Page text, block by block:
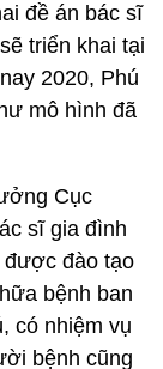
đề án bác sĩ
triển khai tại
2020, Phú
mô hình đã
Cục
sĩ gia đình
được đào tạo
bệnh ban
có nhiệm vụ
bệnh cũng